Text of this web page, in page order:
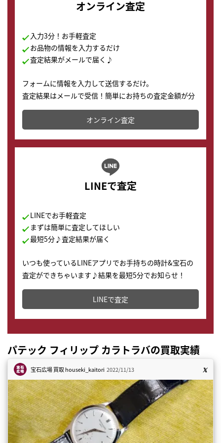
オンライン査定
入力3分！お手軽査定
お品物の情報を入力するだけ
査定結果がメールで届く♪
フォームに情報を入力して送信するだけ。
査定結果はメールで受信！簡単にお持ちの査定金額が分
かります。
オンライン査定
LINEで査定
LINEでお手軽査定
まずは簡単に査定してほしい
最短5分♪査定結果が届く
いつも使っているLINEアプリでお手持ちの時計&宝石の
査定ができちゃいます♪結果を最短5分でお知らせ！
どこからでもすぐに査定金額を知ることが出来ます。
LINEで査定
パテック フィリップ カラトラバの買取実績
宝石広場 買取houseki_kaitori 2022/11/13